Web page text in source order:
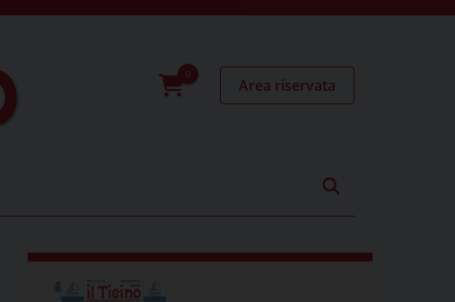
0
Area riservata